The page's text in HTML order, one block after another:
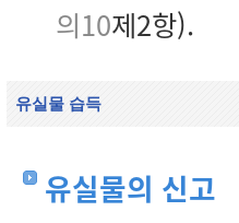
의10제2항).
유실물 습득
유실물의 신고